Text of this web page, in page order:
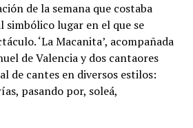
de la semana que costaba
simbólico lugar en el que se
‘La Macanita’, acompañada
de Valencia y dos cantaores
de cantes en diversos estilos:
pasando por, soleá,